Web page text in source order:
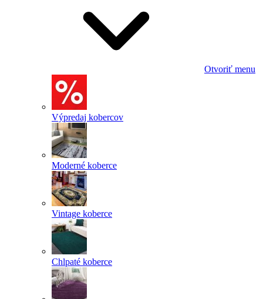
Otvoriť menu
Výpredaj kobercov
Moderné koberce
Vintage koberce
Chlpaté koberce